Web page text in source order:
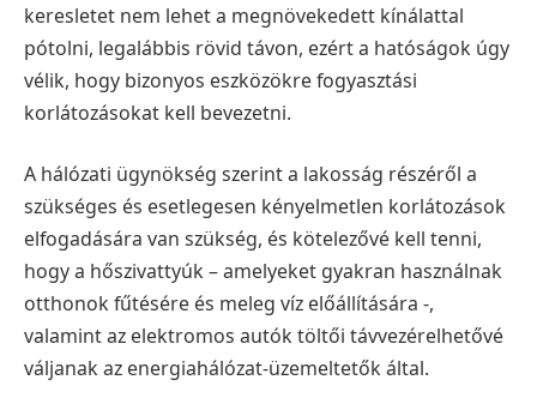
keresletet nem lehet a megnövekedett kínálattal
pótolni, legalábbis rövid távon, ezért a hatóságok úgy
vélik, hogy bizonyos eszközökre fogyasztási
korlátozásokat kell bevezetni.
A hálózati ügynökség szerint a lakosság részéről a
szükséges és esetlegesen kényelmetlen korlátozások
elfogadására van szükség, és kötelezővé kell tenni,
hogy a hőszivattyúk – amelyeket gyakran használnak
otthonok fűtésére és meleg víz előállítására -,
valamint az elektromos autók töltői távvezérelhetővé
váljanak az energiahálózat-üzemeltetők által.